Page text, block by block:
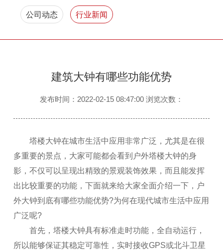
公司动态 行业新闻
建筑大钟有哪些功能优势
发布时间：2022-02-15 08:47:00 浏览次数：
塔楼大钟在城市生活中应用非常广泛，尤其是在很
多重要的景点，大家可能都会看到户外塔楼大钟的身
影，不仅可以呈现出精致的景观装饰效果，而且能发挥
出比较重要的功能，下面就来给大家全面介绍一下，户
外大钟到底有哪些功能优势?为何在现代城市生活中应用
广泛呢?
首先，塔楼大钟具有标准走时功能，全自动运行，
所以能够保证其稳定可靠性，实时接收GPS或北斗卫星